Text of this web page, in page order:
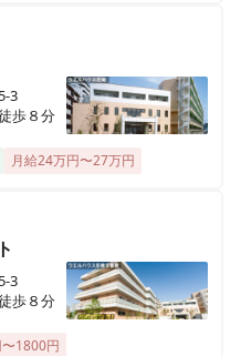
ンサーラ1階
3
歩８分
月給24万円〜27万円
3
歩８分
1800円